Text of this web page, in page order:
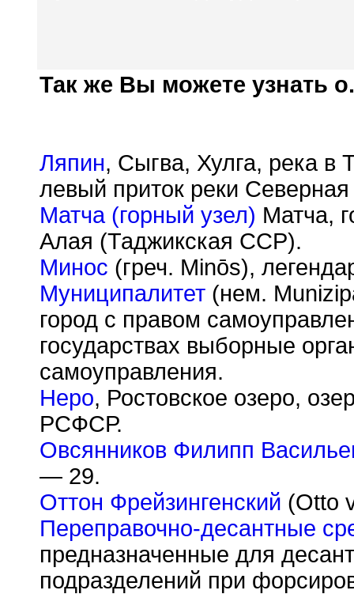
Так же Вы можете узнать
Ляпин, Сыгва, Хулга, река
левый приток реки
Матча (горный узел) Матча,
Алая (Таджикская ССР).
Минос (греч. Minōs),
Муниципалитет (нем.
город с правом
государствах выборные
самоуправления.
Неро, Ростовское озеро,
РСФСР.
Овсянников Филипп
— 29.
Оттон Фрейзингенский (Otto
Переправочно-десантные
предназначенные для
подразделений при